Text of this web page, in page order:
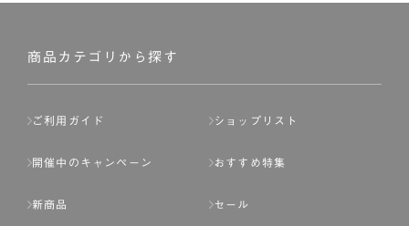
商品カテゴリから探す
ご利用ガイド ショップリスト
開催中のキャンペーン おすすめ特集
新商品 セール